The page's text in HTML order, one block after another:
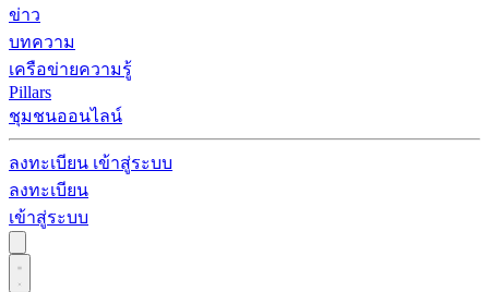
ข่าว
บทความ
เครือข่ายความรู้
Pillars
ชุมชนออนไลน์
ลงทะเบียน เข้าสู่ระบบ
ลงทะเบียน
เข้าสู่ระบบ